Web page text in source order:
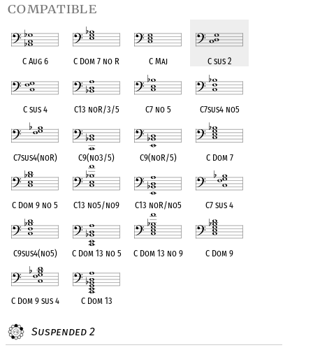
compatible
C Aug 6 C Dom 7 no R C Maj C sus 2
C sus 4 C13 noR/3/5 C7 no 5 C7sus4 no5
C7sus4(noR) C9(no3/5) C9(noR/5) C Dom 7
C Dom 9 no 5 C13 no5/no9 C13 noR/no5 C7 sus 4
C9sus4(no5) C Dom 13 no 5 C Dom 13 no 9 C Dom 9
C Dom 9 sus 4 C Dom 13
Suspended 2